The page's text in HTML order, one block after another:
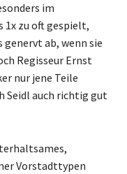
im
1x zu oft gespielt,
ab, wenn sie
Regisseur Ernst
nur jene Teile
Seidl auch richtig gut
Vorstadttypen